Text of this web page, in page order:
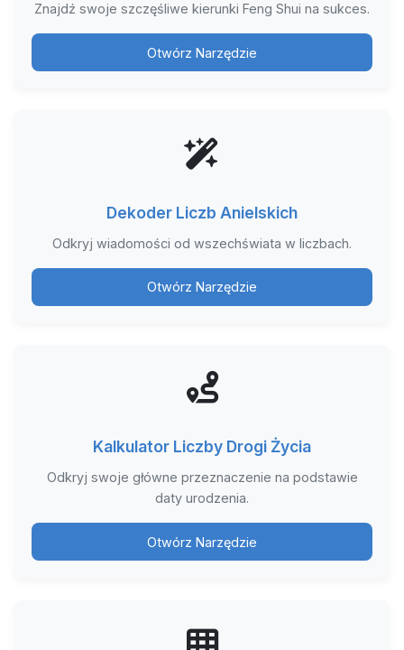
Znajdź swoje szczęśliwe kierunki Feng Shui na sukces.
Otwórz Narzędzie
Dekoder Liczb Anielskich
Odkryj wiadomości od wszechświata w liczbach.
Otwórz Narzędzie
Kalkulator Liczby Drogi Życia
Odkryj swoje główne przeznaczenie na podstawie
daty urodzenia.
Otwórz Narzędzie